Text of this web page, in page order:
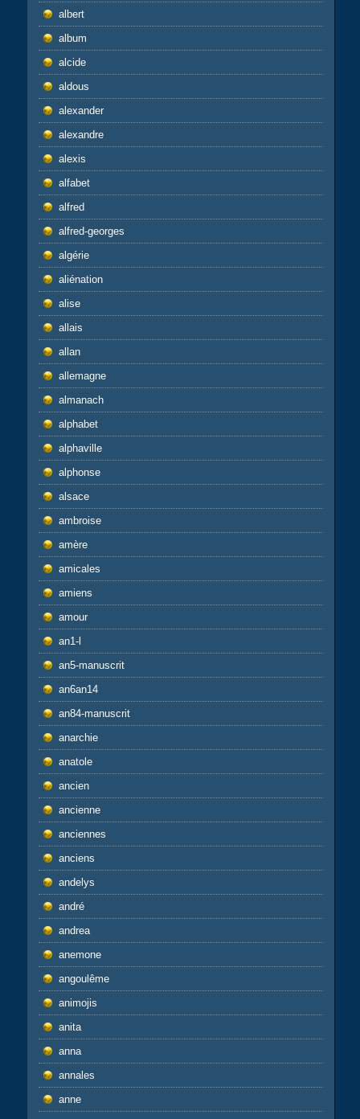
albert
album
alcide
aldous
alexander
alexandre
alexis
alfabet
alfred
alfred-georges
algérie
aliénation
alise
allais
allan
allemagne
almanach
alphabet
alphaville
alphonse
alsace
ambroise
amère
amicales
amiens
amour
an1-l
an5-manuscrit
an6an14
an84-manuscrit
anarchie
anatole
ancien
ancienne
anciennes
anciens
andelys
andré
andrea
anemone
angoulême
animojis
anita
anna
annales
anne